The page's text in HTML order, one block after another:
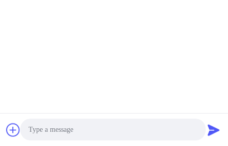
Chiny dobre. Jakość Włókna z lekkiej stali Sprzedawca. 2022-
2026 LUOX TECHNOLOGY Wszystkie. Prawa zastrzeżone.